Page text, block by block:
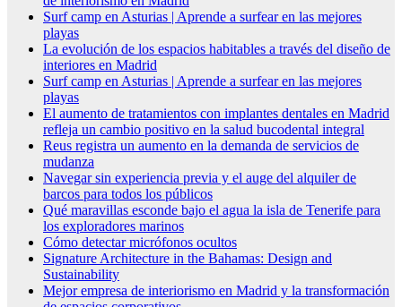
Surf camp en Asturias | Aprende a surfear en las mejores
playas
La evolución de los espacios habitables a través del diseño de
interiores en Madrid
Surf camp en Asturias | Aprende a surfear en las mejores
playas
El aumento de tratamientos con implantes dentales en Madrid
refleja un cambio positivo en la salud bucodental integral
Reus registra un aumento en la demanda de servicios de
mudanza
Navegar sin experiencia previa y el auge del alquiler de
barcos para todos los públicos
Qué maravillas esconde bajo el agua la isla de Tenerife para
los exploradores marinos
Cómo detectar micrófonos ocultos
Signature Architecture in the Bahamas: Design and
Sustainability
Mejor empresa de interiorismo en Madrid y la transformación